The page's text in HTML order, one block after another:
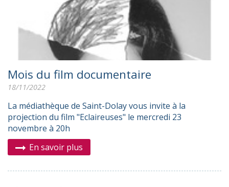
Mois du film documentaire
18/11/2022
La médiathèque de Saint-Dolay vous invite à la
projection du film "Eclaireuses" le mercredi 23
novembre à 20h
En savoir plus